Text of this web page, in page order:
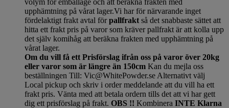
volym för emballage och att beräkna frakten med
upphämtning på vårat lager.Vi har för närvarande inget
fördelaktigt frakt avtal förpallfrakt så det snabbaste sättet att
hitta ett frakt pris på varor som kräver pallfrakt är att kolla upp
det själv komihåg att beräkna frakten med upphämtning på
vårat lager.
Om du vill få ett Prisförslag ifrån oss på varor över 20kg
eller varor som är längre än 150cm Kan du mejla oss
beställningen Till: Vic@WhitePowder.se Alternativt välj
Local pickup och skriv i order meddelande att du vill ha ett
frakt pris. Vänta med att betala ordern tills det att vi har gett
dig ett prisförslag på frakt. OBS !! Kombinera INTE Klarna